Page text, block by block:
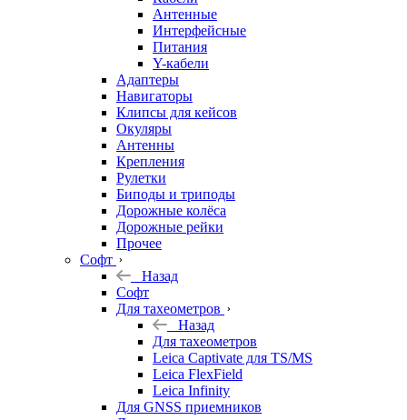
Антенные
Интерфейсные
Питания
Y-кабели
Адаптеры
Навигаторы
Клипсы для кейсов
Окуляры
Антенны
Крепления
Рулетки
Биподы и триподы
Дорожные колёса
Дорожные рейки
Прочее
Софт
Назад
Софт
Для тахеометров
Назад
Для тахеометров
Leica Captivate для TS/MS
Leica FlexField
Leica Infinity
Для GNSS приемников